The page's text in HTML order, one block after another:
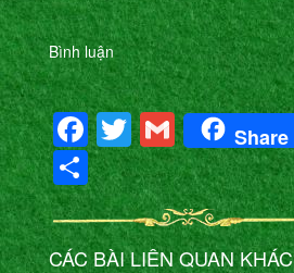
Bình luận
Facebook
Twitter
Gmail
Share
Share
CÁC BÀI LIÊN QUAN KHÁC